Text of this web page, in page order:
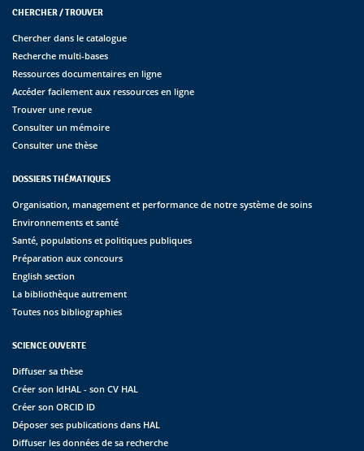
CHERCHER / TROUVER
Chercher dans le catalogue
Recherche multi-bases
Ressources documentaires en ligne
Accéder facilement aux ressources en ligne
Trouver une revue
Consulter un mémoire
Consulter une thèse
DOSSIERS THÉMATIQUES
Organisation, management et performance de notre système de soins
Environnements et santé
Santé, populations et politiques publiques
Préparation aux concours
English section
La bibliothèque autrement
Toutes nos bibliographies
SCIENCE OUVERTE
Diffuser sa thèse
Créer son IdHAL - son CV HAL
Créer son ORCID ID
Déposer ses publications dans HAL
Diffuser les données de sa recherche